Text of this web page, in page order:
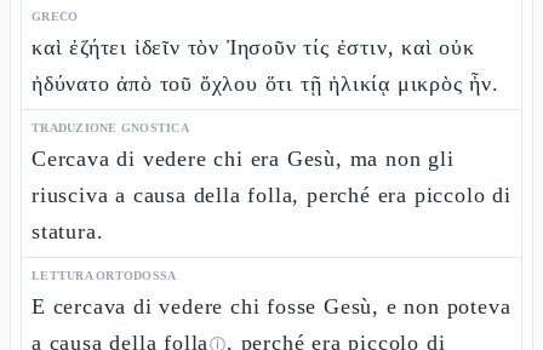
GRECO
καὶ ἐζήτει ἰδεῖν τὸν Ἰησοῦν τίς ἐστιν, καὶ οὐκ
ἠδύνατο ἀπὸ τοῦ ὄχλου ὅτι τῇ ἡλικίᾳ μικρὸς ἦν.
TRADUZIONE GNOSTICA
Cercava di vedere chi era Gesù, ma non gli
riusciva a causa della folla, perché era piccolo di
statura.
LETTURA ORTODOSSA
E cercava di vedere chi fosse Gesù, e non poteva
a causa dellafollaⓘ, perché erapiccolo di